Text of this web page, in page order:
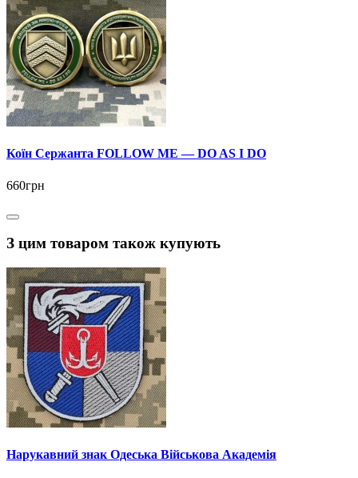
Коїн Сержанта FOLLOW ME — DO AS I DO
660грн
З цим товаром також купують
Нарукавний знак Одеська Військова Академія